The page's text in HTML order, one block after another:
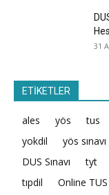
31
ETİKETLER
ales yös tus
yokdil
yös sınavı
DUS Sınavı
tyt
tıpdil
Online